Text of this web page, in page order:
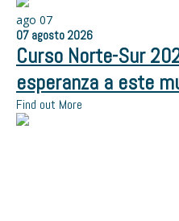
ago 07
07 agosto 2026
Curso Norte-Sur
esperanza a este
Find out More